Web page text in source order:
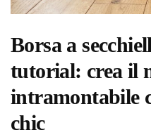
Borsa a
tutorial: crea il
intramontabile
chic